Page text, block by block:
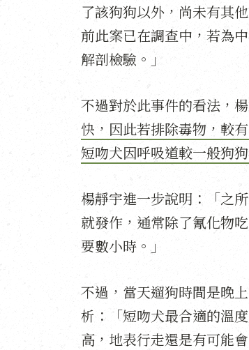
了該狗狗以外，尚未有其
前此案已在調查中，若為
解剖檢驗。」
不過對於此事件的看法，
快，因此若排除毒物，較
短吻犬因呼吸道較一般狗
楊靜宇進一步說明：「之
就發作，通常除了氰化物
要數小時。」
不過，當天遛狗時間是晚
析：「短吻犬最合適的溫
高，地表行走還是有可能